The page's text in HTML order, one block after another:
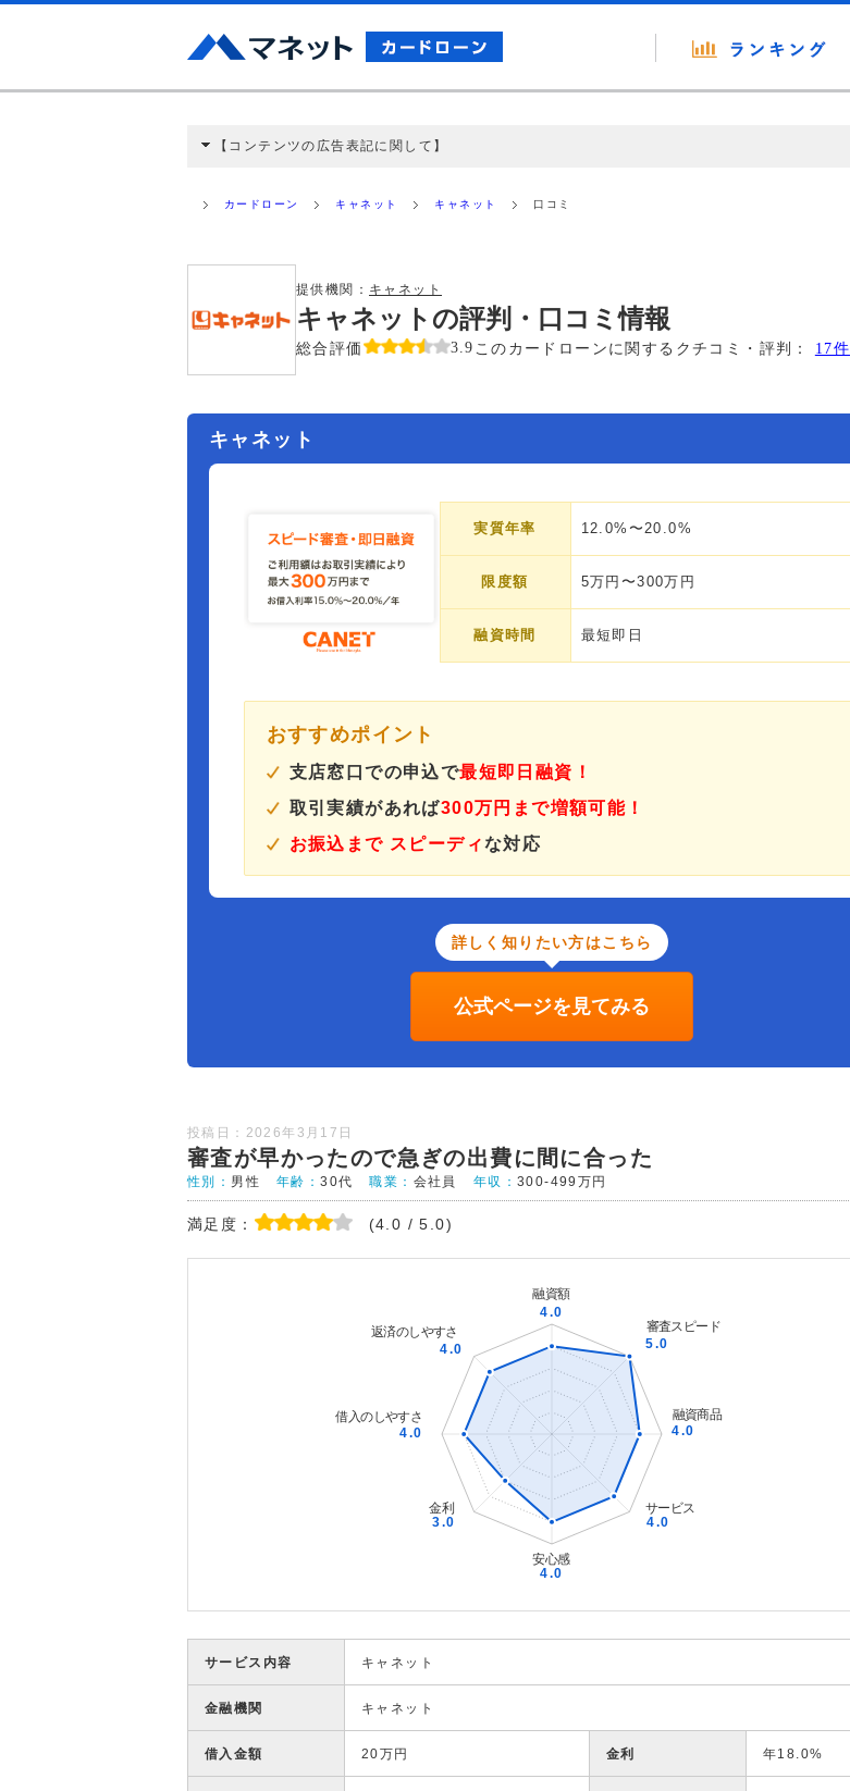
【コンテンツの広告表記に関して】
ミ収集などに基づき、公平性を担保した情報提供を行っています。
カードローン キャネット キャネット 口コミ
提供機関： キャネット
キャネットの評判・口コミ情報
総合評価 3.9 このカードローンに関するクチコミ・評判： 17件
キャネット
実質年率 12.0%〜20.0%
限度額 5万円〜300万円
融資時間 最短即日
おすすめポイント
支店窓口での申込で最短即日融資！
取引実績があれば300万円まで増額可能！
お振込まで スピーディな対応
詳しく知りたい方はこちら
公式ページを見てみる
投稿日：2026年3月17日
審査が早かったので急ぎの出費に間に合った
性別： 男性 年齢：30代 職業： 会社員 年収：300-499万円
満足度： (4.0 / 5.0)
サービス内容 キャネット
金融機関 キャネット
借入金額 20万円 金利 年18.0%